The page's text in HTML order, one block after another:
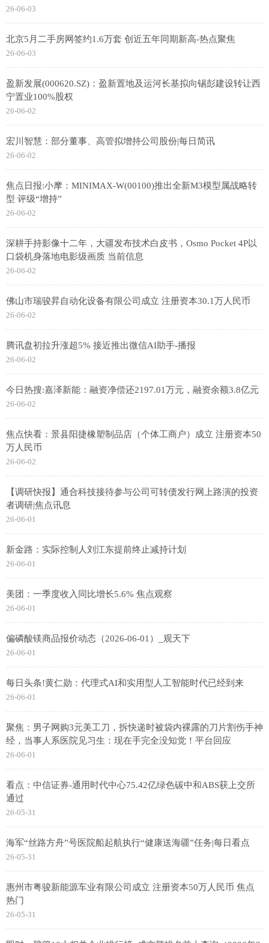
26-06-03
北京5月二手房网签约1.6万套 创近五年同期新高-热点聚焦
26-06-03
盈新发展(000620.SZ)：盈新置地及运河长基拟向锡彭建设转让西
宁置业100%股权
26-06-02
宏川智慧：部分董事、高管拟增持公司股份|每日简讯
26-06-02
焦点日报:小摩：MINIMAX-W(00100)推出全新M3模型属战略转
型 评级“增持”
26-06-02
深耕手持影像十二年，大疆发布技术白皮书，Osmo Pocket 4P以
口袋机身落地电影级画质 当前信息
26-06-02
佛山市瑞骏昇自动化设备有限公司成立 注册资本30.1万人民币
26-06-02
腾讯盘初拉升涨超5% 接近推出微信AI助手-播报
26-06-02
今日热搜:嘉泽新能：融资净偿还2197.01万元，融资余额3.8亿元
26-06-02
焦点快看：景县阳捷橡塑制品店（个体工商户）成立 注册资本50
万人民币
26-06-02
【调研快报】通合科技接待参与公司可转债发行网上路演的投资
者调研|焦点讯息
26-06-01
新金路：实际控制人刘江东提前终止减持计划
26-06-01
美团：一季度收入同比增长5.6% 焦点观察
26-06-01
偏磷酸镁商品报价动态（2026-06-01）_观天下
26-06-01
每日头条!黄仁勋：代理式AI和实用型人工智能时代已经到来
26-06-01
聚焦：男子网购3元美工刀，拆快递时被袋内裸露的刀片割伤手神
经，当事人系医院见习生：现在手完全没知觉！平台回应
26-06-01
看点：中信证券-通用时代中心75.42亿绿色碳中和ABS获上交所
通过
26-05-31
海军“丝路方舟”号医院船起航执行“健康送海疆”任务|每日看点
26-05-31
惠州市粤骏新能源车业有限公司成立 注册资本50万人民币 焦点
热门
26-05-31